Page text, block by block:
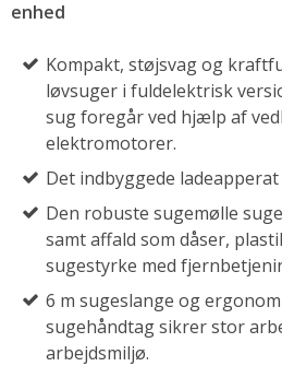
Forhandlere
Om GMR
Reservedele
enhed
Kompakt, støjsvag og
løvsuger i fuldelektrisk
sug foregår ved hjælp af
elektromotorer.
Det indbyggede
Den robuste sugemølle
samt affald som dåser,
sugestyrke med
6 m sugeslange og
sugehåndtag sikrer stor
arbejdsmiljø.